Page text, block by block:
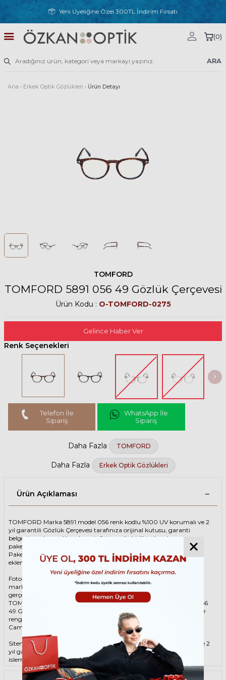
Yeni Üyeliğine Özel 300TL İndirim Fırsatı
ARA
(0)
Ana › Erkek Optik Gözlükleri › Ürün Detayı
TOMFORD
TOMFORD 5891 056 49 Gözlük Çerçevesi
Ürün Kodu : O-TOMFORD-0275
Gelince Haber Ver
Renk Seçenekleri
Telefon İle
Sipariş
WhatsApp İle
Sipariş
Daha Fazla TOMFORD
Daha Fazla Erkek Optik Gözlükleri
Ürün Açıklaması
TOMFORD Marka 5891 model 056 renk kodlu %100 UV korumalı ve 2
yıl garantili Gözlük Çerçevesi tarafınıza orijinal kutusu, garanti
belgesi ve adınıza düzenlenmiş faturası ile birlikte özenle
paketlenerek kargoya teslim edilir.
Paketinize ek olarak silme bezi ve temizleme spreyi ücretsiz olarak
eklenmektedir.
Fotoğraftaki Gözlük Çerçevesi kutusu gösterim amaçlı olup
markanın orijinal alternatiflerinden gönderim
gerçekleştirilebilmektedir.
TOMFORD Unisex Kahverengi Gözlük ÇerçevesiTOMFORD 5891 056
49 Gözlük Çerçevesi çerçeve şekli Oval, hammaddesi Asetat, çerçeve
rengi Kahverengi renktir.
Camlar %100 korumalı renkli camların materyali ‘dir.
Sitemizden alacağınız TOMFORD Gözlük Çerçevesi %100 orijinal ve 2
yıl garantilidir. Garanti kapsamındaki tüm parça değişim ve tamir
işlemlerini
ÖZKAN OPTİKmağazalarından ücretsiz olarak destek
alabilirsiniz.